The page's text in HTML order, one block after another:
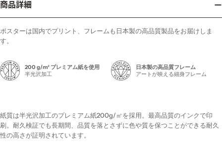
商品詳細
ポスターは国内でプリント、フレームも日本製の高品質製品をお届けしま
す。
200 g/m² プレミアム紙を使用
半光沢加工
日本製の高品質フレーム
アートが映える細身フレーム
紙質は半光沢加工のプレミアム紙200g/㎡を採用。最高品質のインクで印
刷。耐久検証でも長期間、品質を落とさずに色や質を保つことができる耐久
性の高さが証明されています。